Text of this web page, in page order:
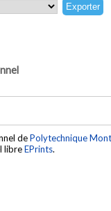
dePolytechnique
libreEPrints.